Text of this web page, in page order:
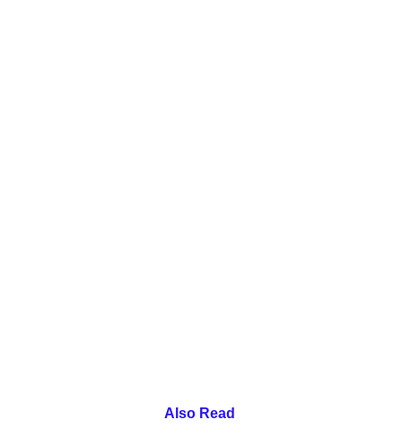
Also Read